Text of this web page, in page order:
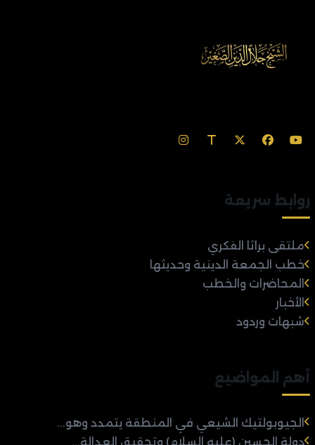
روابط سريعة
ملتقى براثا الفكري
خطب الجمعة الدينية وحديثها
المحاضرات والخطب
الأخبار
شبهات وردود
أهم المواضيع
الجيوبولتيك الشيعي في المنطقة يتمدد وهو...
دولة الحسين (عليه السلام) وتحقيق العدالة...